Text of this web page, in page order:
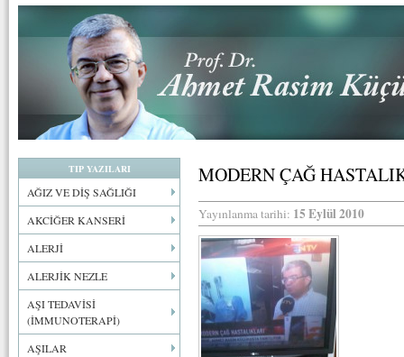
TIP YAZILARI
AĞIZ VE DİŞ SAĞLIĞI
AKCİĞER KANSERİ
ALERJİ
ALERJİK NEZLE
AŞI TEDAVİSİ
(İMMUNOTERAPİ)
AŞILAR
MODERN ÇAĞ
Yayınlanma tarihi: 15 Eylül 2010